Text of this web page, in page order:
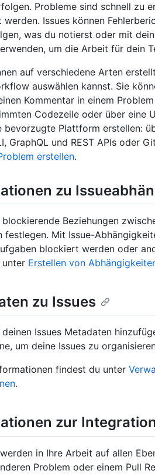
Probleme sind schnell zu
Issues können
was du notierst oder mit
um die Arbeit für dein
auf verschiedene Arten
auswählen kannst. Sie
Kommentar in einem
Codezeile oder über eine
bevorzugte Plattform erstellen:
GraphQL und REST APIs oder
erstellen.
zu
blockierende Beziehungen
festlegen. Mit Issue-
blockiert werden oder
Erstellen von
zu Issues
Issues Metadaten
um deine Issues zu
findest du unter
.
zur
in Ihre Arbeit auf allen
Problem oder einem Pull